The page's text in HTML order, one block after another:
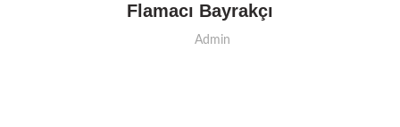
Flamacı Bayrakçı
Admin